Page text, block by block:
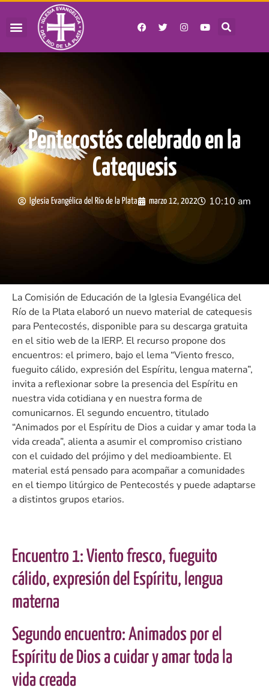
Pentecostés celebrado en la
Catequesis
Iglesia Evangélica del Río de la Plata marzo 12, 2022 10:10 am
La Comisión de Educación de la Iglesia Evangélica del
Río de la Plata elaboró un nuevo material de catequesis
para Pentecostés, disponible para su descarga gratuita
en el sitio web de la IERP. El recurso propone dos
encuentros: el primero, bajo el lema “Viento fresco,
fueguito cálido, expresión del Espíritu, lengua materna”,
invita a reflexionar sobre la presencia del Espíritu en
nuestra vida cotidiana y en nuestra forma de
comunicarnos. El segundo encuentro, titulado
“Animados por el Espíritu de Dios a cuidar y amar toda la
vida creada”, alienta a asumir el compromiso cristiano
con el cuidado del prójimo y del medioambiente. El
material está pensado para acompañar a comunidades
en el tiempo litúrgico de Pentecostés y puede adaptarse
a distintos grupos etarios.
Encuentro 1: Viento fresco, fueguito
cálido, expresión del Espíritu, lengua
materna
Segundo encuentro: Animados por el
Espíritu de Dios a cuidar y amar toda la
vida creada